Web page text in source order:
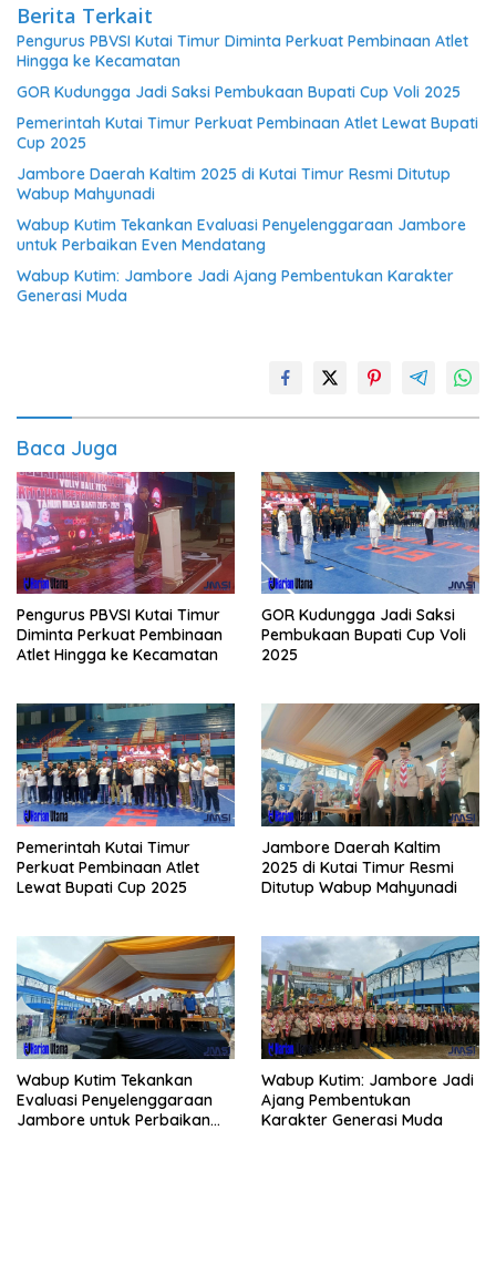
Berita Terkait
Pengurus PBVSI Kutai Timur Diminta Perkuat Pembinaan Atlet
Hingga ke Kecamatan
GOR Kudungga Jadi Saksi Pembukaan Bupati Cup Voli 2025
Pemerintah Kutai Timur Perkuat Pembinaan Atlet Lewat Bupati
Cup 2025
Jambore Daerah Kaltim 2025 di Kutai Timur Resmi Ditutup
Wabup Mahyunadi
Wabup Kutim Tekankan Evaluasi Penyelenggaraan Jambore
untuk Perbaikan Even Mendatang
Wabup Kutim: Jambore Jadi Ajang Pembentukan Karakter
Generasi Muda
Baca Juga
Pengurus PBVSI Kutai Timur
Diminta Perkuat Pembinaan
Atlet Hingga ke Kecamatan
GOR Kudungga Jadi Saksi
Pembukaan Bupati Cup Voli
2025
Pemerintah Kutai Timur
Perkuat Pembinaan Atlet
Lewat Bupati Cup 2025
Jambore Daerah Kaltim
2025 di Kutai Timur Resmi
Ditutup Wabup Mahyunadi
Wabup Kutim Tekankan
Evaluasi Penyelenggaraan
Jambore untuk Perbaikan
Wabup Kutim: Jambore Jadi
Ajang Pembentukan
Karakter Generasi Muda